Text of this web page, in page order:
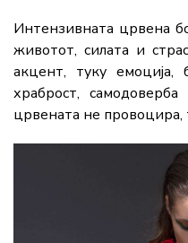
Интензивната црвена
животот, силата и
акцент, туку емоција,
храброст,
црвената не провоцира,